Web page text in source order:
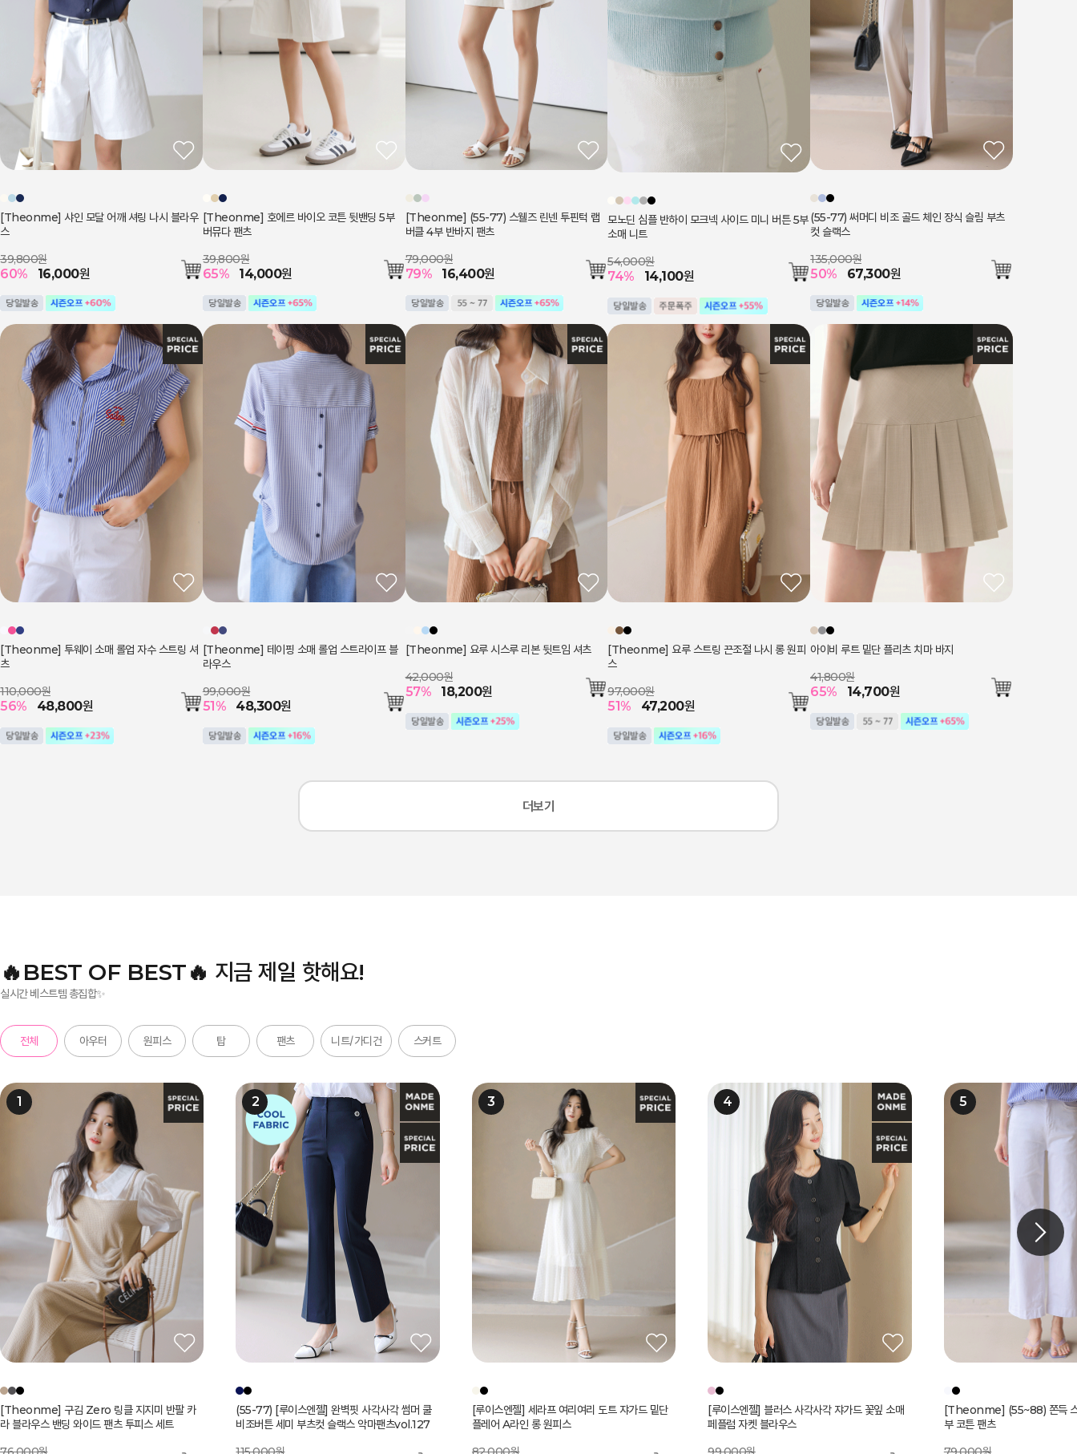
[Theonme] 샤인 모달 어깨 셔링 나시 블라우
스
39,800원
60% 16,000원
[Theonme] 호에르 바이오 코튼 뒷밴딩 5부
버뮤다 팬츠
39,800원
65% 14,000원
[Theonme] (55-77) 스웰즈 린넨 투핀턱 랩
버클 4부 반바지 팬츠
79,000원
79% 16,400원
모노딘 심플 반하이 모크넥 사이드 미니 버튼 5부
소매 니트
54,000원
74% 14,100원
(55-77) 써머디 비조 골드 체인 장식 슬림 부츠
컷 슬랙스
135,000원
50% 67,300원
[Theonme] 투웨이 소매 롤업 자수 스트링 셔
츠
110,000원
56% 48,800원
[Theonme] 테이핑 소매 롤업 스트라이프 블
라우스
99,000원
51 % 48,300원
[Theonme] 요루 시스루 리본 뒷트임 셔츠
42,000원
57% 18,200원
[Theonme] 요루 스트링 끈조절 나시 롱 원피
스
97,000원
51 % 47,200원
아이비 루트 밑단 플리츠 치마 바지
41,800원
65% 14,700원
더보기
🔥BEST OF BEST🔥 지금 제일 핫해요!
실시간 베스트템 총집합✨
전체 아우터 원피스 탑 팬츠 니트/가디건 스커트
[Theonme] 구김 Zero 링클 지지미 반팔 카
라 블라우스 밴딩 와이드 팬츠 투피스 세트
(55-77) [루이스엔젤] 완벽핏 사각사각 썸머 쿨
비조버튼 세미 부츠컷 슬랙스 악마팬츠vol.127
[루이스엔젤] 세라프 여리여리 도트 쟈가드 밑단
플레어 A라인 롱 원피스
[루이스엔젤] 블러스 사각사각 쟈가드 꽃잎 소매
페플럼 자켓 블라우스
[Theonme] (55~88) 쫀득 스
부 코튼 팬츠
[루이스엔젤] 블러스 사각사각 쟈가드 꽃잎 소매
페플럼 자켓 블라우스
[루이스엔젤] 헤라드 사각사각 썸머 쿨 벨트SET
스탠다드 테일러드 더블 자켓
(55-77) 로미아 완벽 슬림 실루엣 쉬폰 배색 테일
러스 싱글 원버튼 자켓
(기획특가) 리젠느 레이어드 디테일 세미 크롭 자
켓
[루이스엔젤] 시그니처핏 골드
라 자켓
[루이스엔젤] 세라프 여리여리 도트 쟈가드 밑단
플레어 A라인 롱 원피스
[Theonme] 플라워 펀칭 콩단추 캡소매 롱 원
피스
[루이스엔젤] 클래식 배색 카라 쥬얼 버튼 스퀘어
넥 롱 원피스
[Theonme] 구김 Zero 링클 지지미 반팔 카
라 블라우스 밴딩 와이드 팬츠 투피스 세트
[Theonme] 요루 스트링 끈조
스
[루이스엔젤] 블러스 사각사각 쟈가드 꽃잎 소매
페플럼 자켓 블라우스
[Theonme] 요루 시스루 리본 뒷트임 셔츠
[Theonme] 레터링 나시 캡소매 스트링 카라
셔츠 세트
진주 버튼 엠보 쟈가드 페플럼 카라 블라우스
[Theonme] 투웨이 소매 롤업
츠
(55-77) [루이스엔젤] 완벽핏 사각사각 썸머 쿨
비조버튼 세미 부츠컷 슬랙스 악마팬츠vol.127
[Theonme] (55~88) 쫀득 스판 세미와이드 9
부 코튼 팬츠
[Theonme] (55~77) 핀턱 패치 포인트 버뮤
다 팬츠
79,000원
[Theonme] 구김 Zero 링클 지지미 반팔 카
라 블라우스 밴딩 와이드 팬츠 투피스 세트
(55-77) 써머디 비조 골드 체인
슬랙스
[Theonme] 하트 자수 스트라이프 프릴 캡소
매 니트
에스닉 시스루 레이스 브이라인 배색 캡소매 니트
나시
[Theonme] 버튼 딥브이넥 썸머 시스루 니트
[Theonme] 린넨 시스루 라운드 가디건
[루이스엔젤] 블랑슈 실크블렌
블라우스 니트
펀칭 스트라이프 백밴딩 쿨 썸머 면 맞주름 플리
츠 A라인 롱 스커트
[Theonme] 엠보 도트 시스루 뒷밴딩 미디 스
커트
[코디set특가]수플레 로즈 리본 쉬폰 나시 블라
우스 A라인 플레어 스커트 세트
루메나 쉬폰 이중 레이어드 트임 롱 스커트
플리츠 쉬폰 미디 플레어 밴딩